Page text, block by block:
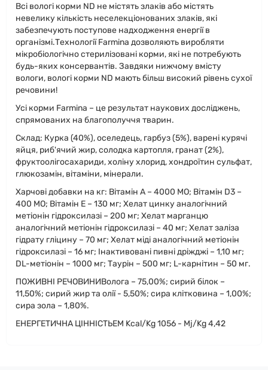
Всі вологі корми ND не містять злаків або містять
невелику кількість неселекціонованих злаків, які
забезпечують поступове надходження енергії в
організмі.Технології Farmina дозволяють виробляти
мікробіологічно стерилізовані корми, які не потребують
будь-яких консервантів. Завдяки нижчому вмісту
вологи, вологі корми ND мають більш високий рівень сухої
речовини!
Усі корми Farmina – це результат наукових досліджень,
спрямованих на благополуччя тварин.
Склад: Курка (40%), оселедець, гарбуз (5%), варені курячі
яйця, риб'ячий жир, солодка картопля, гранат (2%),
фруктоолігосахариди, холіну хлорид, хондроїтин сульфат,
глюкозамін, вітаміни, мінерали.
Харчові добавки на кг: Вітамін А – 4000 МО; Вітамін D3 –
400 МО; Вітамін Е – 130 мг; Хелат цинку аналогічний
метіонін гідроксилазі – 200 мг; Хелат марганцю
аналогічний метіонін гідроксилазі – 40 мг; Хелат заліза
гідрату гліцину – 70 мг; Хелат міді аналогічний метіонін
гідроксилазі – 16 мг; Інактивовані пивні дріжджі – 1,10 мг;
DL-метіонін – 1000 мг; Таурін – 500 мг; L-карнітин – 50 мг.
ПОЖИВНІ РЕЧОВИНИВолога – 75,00%; сирий білок –
11,50%; сирий жир та олії - 5,50%; сира клітковина – 1,00%;
сира зола – 1,80%.
ЕНЕРГЕТИЧНА ЦІННІСТЬEM Kcal/Kg 1056 - Mj/Kg 4,42